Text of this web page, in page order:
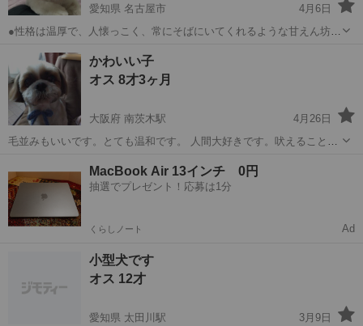
愛知県 名古屋市
4月6日
●性格は温厚で、人懐っこく、常にそばにいてくれるような甘えん坊で
ませんが、 うっかり踏んでしまうことがあります。 人が来た時など嬉
しいと漏らしてしまうこと...
名古屋市 シーズー
かわいい子
オス 8才3ヶ月
大阪府 南茨木駅
4月26日
毛並みもいいです。とても温和です。 人間大好きです。吠えることな
調ふりょ
シーズー つけ
MacBook Air 13インチ 0円
抽選でプレゼント！応募は1分
くらしノート Ad
小型犬です
オス 12才
愛知県 太田川駅
3月9日